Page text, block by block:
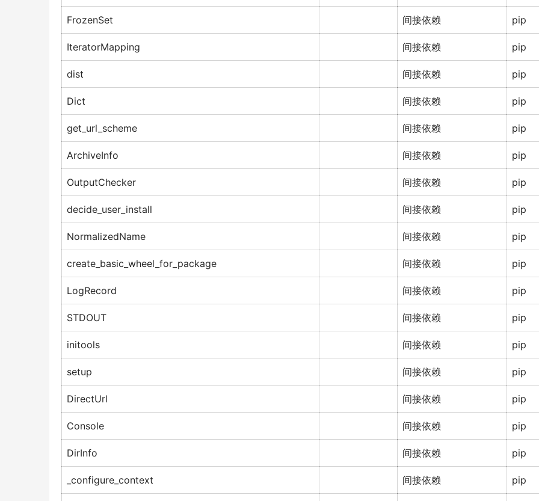
FrozenSet 间接依赖 pip
IteratorMapping 间接依赖 pip
dist 间接依赖 pip
Dict 间接依赖 pip
get_url_scheme 间接依赖 pip
ArchiveInfo 间接依赖 pip
OutputChecker 间接依赖 pip
decide_user_install 间接依赖 pip
NormalizedName 间接依赖 pip
create_basic_wheel_for_package 间接依赖 pip
LogRecord 间接依赖 pip
STDOUT 间接依赖 pip
initools 间接依赖 pip
setup 间接依赖 pip
DirectUrl 间接依赖 pip
Console 间接依赖 pip
DirInfo 间接依赖 pip
_configure_context 间接依赖 pip